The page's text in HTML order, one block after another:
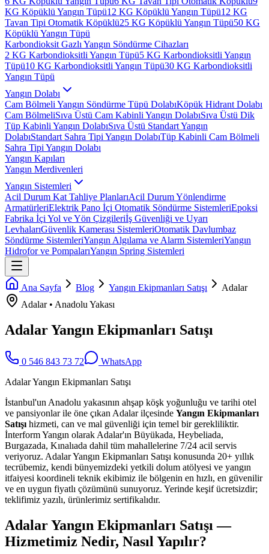
KG Köpüklü Yangın Tüpü12 KG Köpüklü Yangın Tüpü12 KG
Tavan Tipi Otomatik Köpüklü25 KG Köpüklü Yangın Tüpü50 KG
Köpüklü Yangın Tüpü
Karbondioksit Gazlı Yangın Söndürme Cihazları
2 KG Karbondioksitli Yangın Tüpü5 KG Karbondioksitli Yangın
Tüpü10 KG Karbondioksitli Yangın Tüpü30 KG Karbondioksitli
Yangın Tüpü
Yangın Dolabı
Cam Bölmeli Yangın Söndürme Tüpü DolabıKöpük Hidrant Dolabı
Cam BölmeliSıva Üstü Cam Kabinli Yangın DolabıSıva Üstü Dik
Tüp Kabinli Yangın DolabıSıva Üstü Standart Yangın
DolabıStandart Sahra Tipi Yangın DolabıTüp Kabinli Cam Bölmeli
Sahra Tipi Yangın Dolabı
Yangın Kapıları
Yangın Merdivenleri
Yangın Sistemleri
Acil Durum Kat Tahliye PlanlarıAcil Durum Yönlendirme
ArmatürleriElektrik Pano İçi Otomatik Söndürme SistemleriEpoksi
Fabrika İçi Yol ve Yön Çizgileriİş Güvenliği ve Uyarı
LevhalarıGüvenlik Kamerası SistemleriOtomatik Davlumbaz
Söndürme SistemleriYangın Algılama ve Alarm SistemleriYangın
Hidrofor ve PompalarıYangın Spring Sistemleri
Ana Sayfa Blog Yangın Ekipmanları Satışı
Adalar
Adalar• Anadolu Yakası
Adalar Yangın Ekipmanları Satışı
0 546 843 73 72
WhatsApp
Adalar Yangın Ekipmanları Satışı
İstanbul'un Anadolu yakasının ahşap köşk yoğunluğu ve tarihi otel
ve pansiyonlar ile öne çıkan Adalar ilçesinde Yangın Ekipmanları
Satışı hizmeti, can ve mal güvenliği için temel bir gerekliliktir.
İnterform Yangın olarak Adalar'ın Büyükada, Heybeliada,
Burgazada, Kınalıada dahil tüm mahallelerine 7/24 acil servis
veriyoruz. Adalar Yangın Ekipmanları Satışı konusunda 20+ yıllık
tecrübemiz, kendi bünyemizdeki yetkili dolum atölyesi ve yangın
itfaiyesi koordineli teknik ekibimiz ile bölgenin en hızlı, en güvenilir
ve en uygun fiyatlı çözümünü sunuyoruz. Yerinde keşif ücretsizdir;
teklifimiz yazılı, ürünlerimiz sertifikalıdır.
Adalar Yangın Ekipmanları Satışı —
Hizmetimiz Nedir, Nasıl Yapılır?